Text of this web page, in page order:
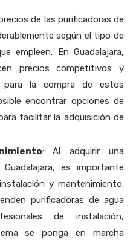
de las purificadoras de
según el tipo de
empleen. En Guadalajara,
precios competitivos y
para la compra de estos
encontrar opciones de
facilitar la adquisición de
: Al adquirir una
es importante
y mantenimiento.
purificadoras de agua
de instalación,
se ponga en marcha